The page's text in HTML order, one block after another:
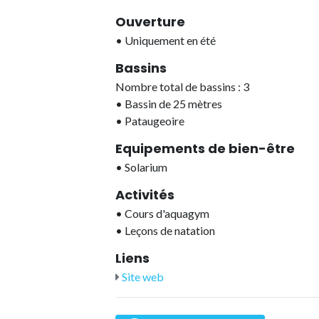
Ouverture
• Uniquement en été
Bassins
Nombre total de bassins : 3
• Bassin de 25 mètres
• Pataugeoire
Equipements de bien-être
• Solarium
Activités
• Cours d'aquagym
• Leçons de natation
Liens
Site web